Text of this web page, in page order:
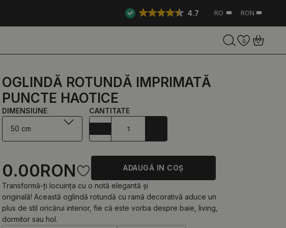
4.7 RO RON
0 0
OGLINDĂ ROTUNDĂ IMPRIMATĂ
PUNCTE HAOTICE
DIMENSIUNE
50 cm
CANTITATE
0.00RON ADAUGĂ IN COŞ
Transformă-ți locuința cu o notă elegantă și
originală! Această oglindă rotundă cu ramă decorativă aduce un
plus de stil oricărui interior, fie că este vorba despre baie, living,
dormitor sau hol.